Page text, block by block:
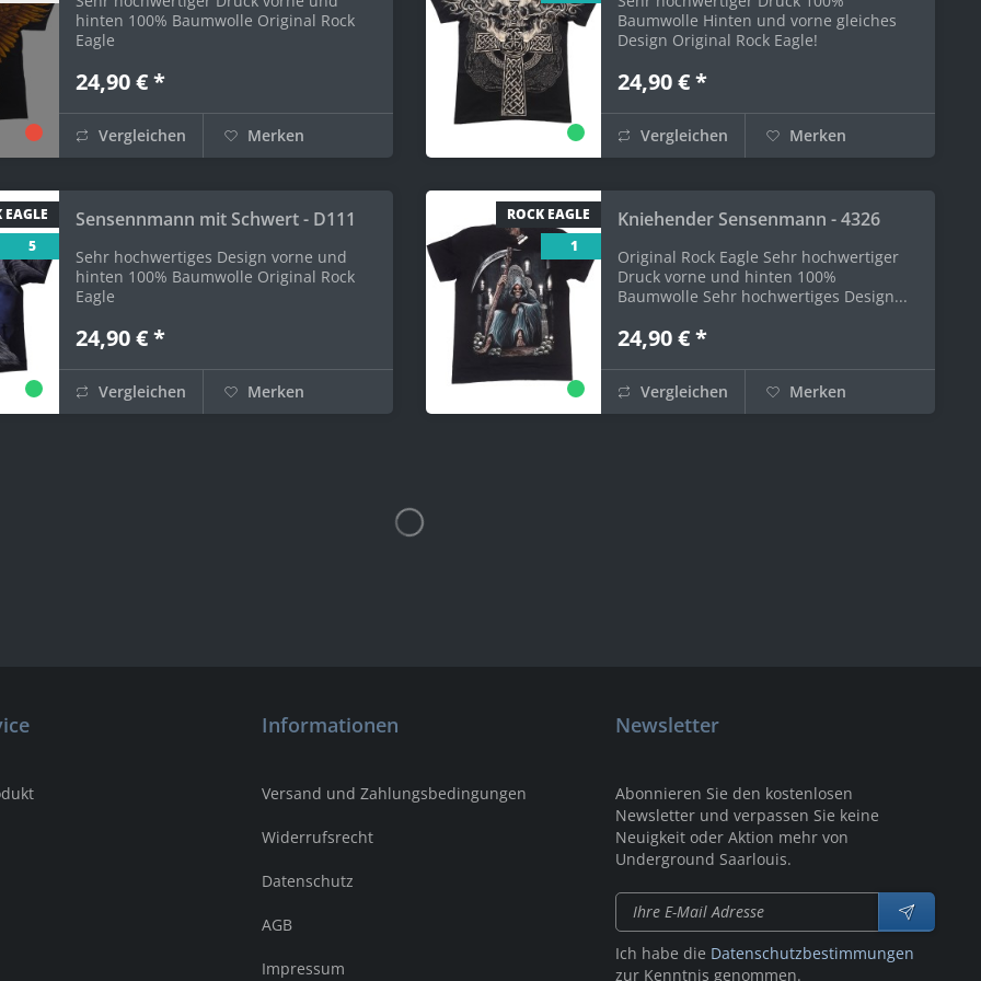
hinten 100% Baumwolle Original Rock
Eagle
24,90 € *
Vergleichen Merken
Baumwolle Hinten und vorne gleiches
Design Original Rock Eagle!
24,90 € *
Vergleichen Merken
EAGLE
5
Sensennmann mit Schwert - D111
Sehr hochwertiges Design vorne und
hinten 100% Baumwolle Original Rock
Eagle
24,90 € *
Vergleichen Merken
ROCK EAGLE
1
Kniehender Sensenmann - 4326
Original Rock Eagle Sehr hochwertiger
Druck vorne und hinten 100%
Baumwolle Sehr hochwertiges Design...
24,90 € *
Vergleichen Merken
Informationen
Versand und Zahlungsbedingungen
Widerrufsrecht
Datenschutz
AGB
Impressum
Newsletter
Abonnieren Sie den kostenlosen
Newsletter und verpassen Sie keine
Neuigkeit oder Aktion mehr von
Underground Saarlouis.
Ich habe die Datenschutzbestimmungen
zur Kenntnis genommen.